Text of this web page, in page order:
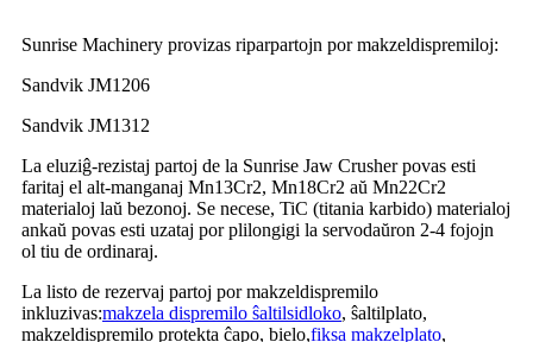
Sunrise Machinery provizas riparpartojn por makzeldispremiloj:
Sandvik JM1206
Sandvik JM1312
La eluziĝ-rezistaj partoj de la Sunrise Jaw Crusher povas esti
faritaj el alt-manganaj Mn13Cr2, Mn18Cr2 aŭ Mn22Cr2
materialoj laŭ bezonoj. Se necese, TiC (titania karbido) materialoj
ankaŭ povas esti uzataj por plilongigi la servodaŭron 2-4 fojojn
ol tiu de ordinaraj.
La listo de rezervaj partoj por makzeldispremilo
inkluzivas:makzela dispremilo ŝaltilsidloko, ŝaltilplato,
makzeldispremilo protekta ĉapo, bielo,fiksa makzelplato,